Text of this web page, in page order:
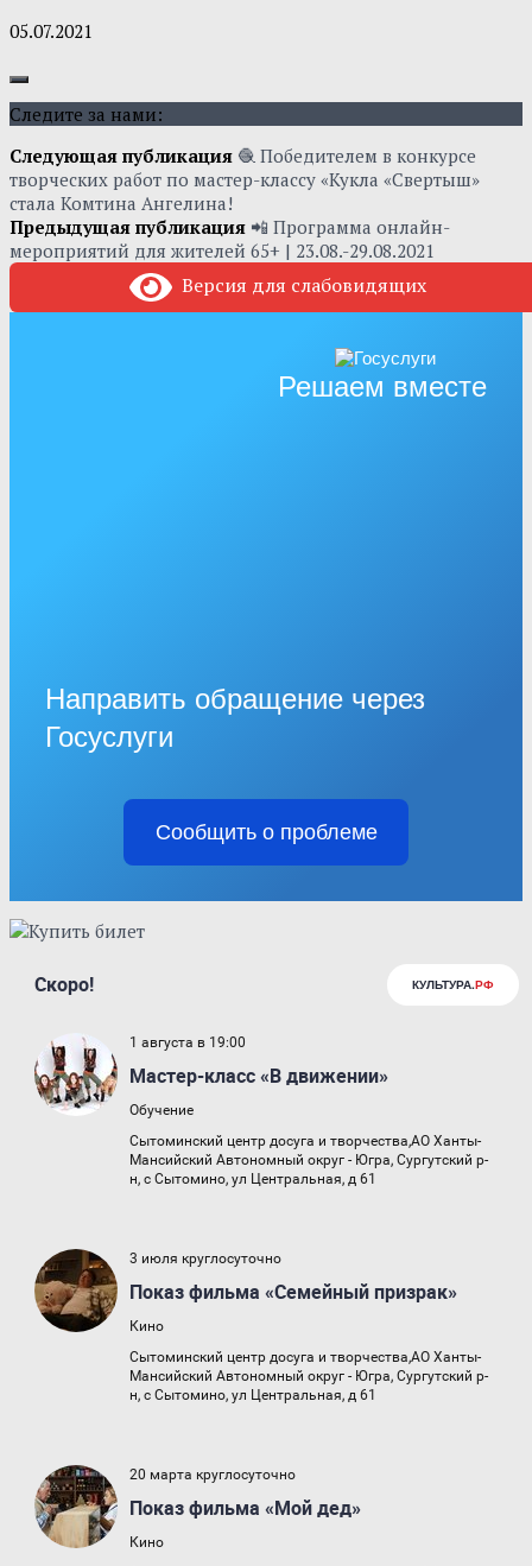
05.07.2021
Следите за нами:
Следующая публикация 🧶 Победителем в конкурсе
творческих работ по мастер-классу «Кукла «Свертыш»
стала Комтина Ангелина!
Предыдущая публикация 📲 Программа онлайн-
мероприятий для жителей 65+ | 23.08.-29.08.2021
Версия для слабовидящих
Решаем вместе
Направить обращение через
Госуслуги
Сообщить о проблеме